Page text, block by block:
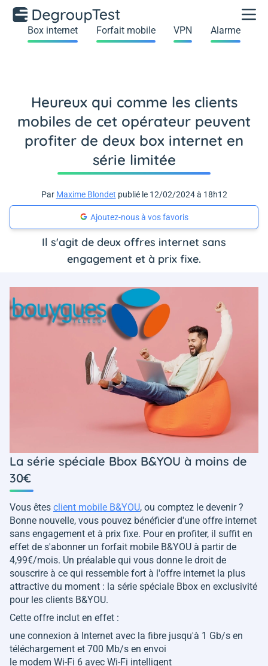
Box internet Forfait mobile VPN Alarme
Heureux qui comme les clients
mobiles de cet opérateur peuvent
profiter de deux box internet en
série limitée
Par Maxime Blondet publié le 12/02/2024 à 18h12
Ajoutez-nous à vos favoris
Il s'agit de deux offres internet sans
engagement et à prix fixe.
La série spéciale Bbox B&YOU à moins de
30€
Vous êtes client mobile B&YOU, ou comptez le devenir ?
Bonne nouvelle, vous pouvez bénéficier d'une offre internet
sans engagement et à prix fixe. Pour en profiter, il suffit en
effet de s'abonner un forfait mobile B&YOU à partir de
4,99€/mois. Un préalable qui vous donne le droit de
souscrire à ce qui ressemble fort à l'offre internet la plus
attractive du moment : la série spéciale Bbox en exclusivité
pour les clients B&YOU.
Cette offre inclut en effet :
une connexion à Internet avec la fibre jusqu'à 1 Gb/s en
téléchargement et 700 Mb/s en envoi
le modem Wi-Fi 6 avec Wi-Fi intelligent